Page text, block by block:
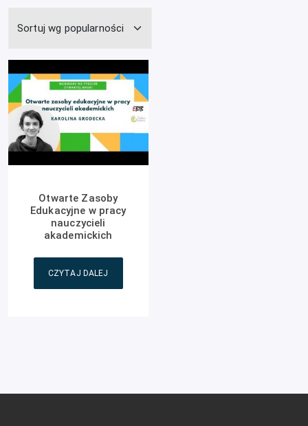
Otwarte Zasoby
Edukacyjne w pracy
nauczycieli
akademickich
CZYTAJ DALEJ